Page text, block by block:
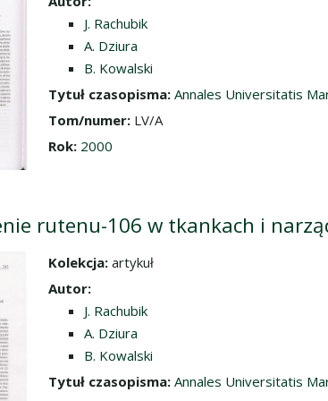
J. Rachubik
A. Dziura
B. Kowalski
Tytuł czasopisma: Annales Universitatis
Tom/numer: LV/A
Rok: 2000
rutenu-106 w tkankach i
Kolekcja: artykuł
Autor:
J. Rachubik
A. Dziura
B. Kowalski
Tytuł czasopisma: Annales Universitatis